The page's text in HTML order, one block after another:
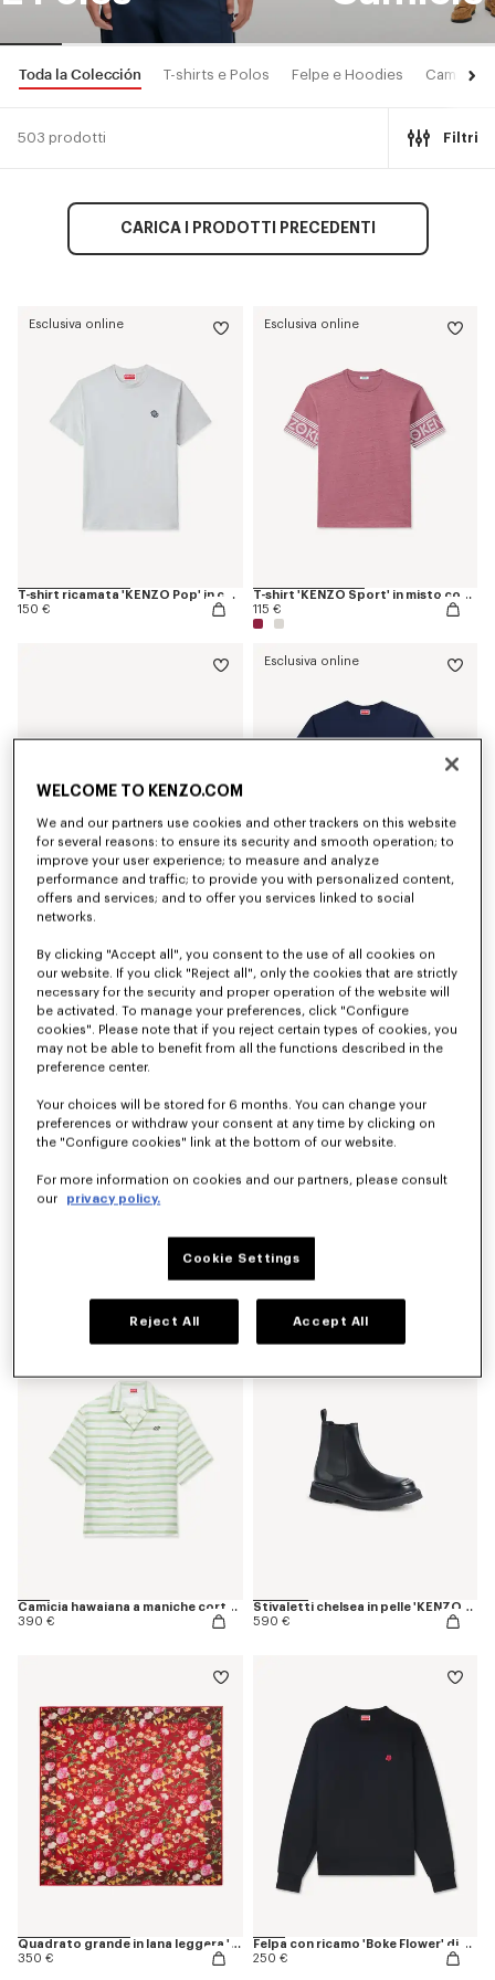
Toda la Colección T-shirts e Polos Felpe e Hoodies Camicie
503 prodotti Filtri
CARICA I PRODOTTI PRECEDENTI
Esclusiva online
T-shirt ricamata 'KENZO Pop' in cotone
150 €
Esclusiva online
T-shirt 'KENZO Sport' in misto cotone
115 €
240 €
Esclusiva online
160 €
+1
590 €
Camicia hawaiana a maniche corte in seta 'KENZO Sounds'
390 €
Stivaletti chelsea in pelle 'KENZOSMILE'
590 €
Quadrato grande in lana leggera 'KENZO Wildflower'
350 €
Felpa con ricamo 'Boke Flower' di cotone
250 €
WELCOME TO KENZO.COM
We and our partners use cookies and other trackers on this website
for several reasons: to ensure its security and smooth operation; to
improve your user experience; to measure and analyze
performance and traffic; to provide you with personalized content,
offers and services; and to offer you services linked to social
networks.
By clicking "Accept all", you consent to the use of all cookies on
our website. If you click "Reject all", only the cookies that are strictly
necessary for the security and proper operation of the website will
be activated. To manage your preferences, click "Configure
cookies". Please note that if you reject certain types of cookies, you
may not be able to benefit from all the functions described in the
preference center.
Your choices will be stored for 6 months. You can change your
preferences or withdraw your consent at any time by clicking on
the "Configure cookies" link at the bottom of our website.
For more information on cookies and our partners, please consult
our
privacy policy.
Cookie Settings
Reject All Accept All